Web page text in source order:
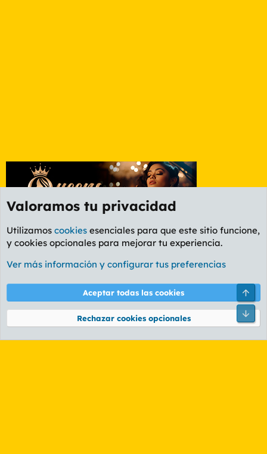
Etiquetas
Cookies
PL OLDSTYLE AMARILLO
Términos y reglas Política de privacidad Ayuda
Community platform by XenForo® © 2010-2026 XenForo Ltd.
Valoramos tu privacidad
Utilizamos cookies esenciales para que este sitio funcione,
y cookies opcionales para mejorar tu experiencia.
Ver más información y configurar tus preferencias
Aceptar todas las cookies
Rechazar cookies opcionales
Pie